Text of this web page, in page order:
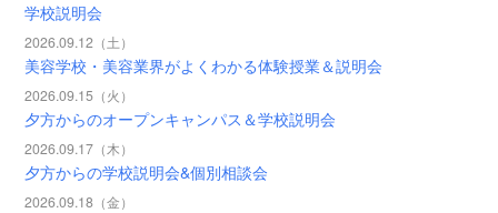
学校説明会
2026.09.12（土）
美容学校・美容業界がよくわかる体験授業＆説明会
2026.09.15（火）
夕方からのオープンキャンパス＆学校説明会
2026.09.17（木）
夕方からの学校説明会&個別相談会
2026.09.18（金）